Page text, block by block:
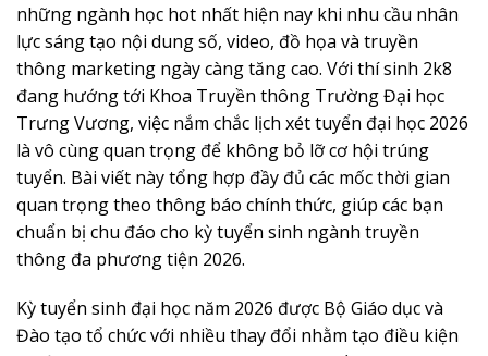
những ngành học hot nhất hiện nay khi nhu cầu nhân
lực sáng tạo nội dung số, video, đồ họa và truyền
thông marketing ngày càng tăng cao. Với thí sinh 2k8
đang hướng tới Khoa Truyền thông Trường Đại học
Trưng Vương, việc nắm chắc lịch xét tuyển đại học 2026
là vô cùng quan trọng để không bỏ lỡ cơ hội trúng
tuyển. Bài viết này tổng hợp đầy đủ các mốc thời gian
quan trọng theo thông báo chính thức, giúp các bạn
chuẩn bị chu đáo cho kỳ tuyển sinh ngành truyền
thông đa phương tiện 2026.
Kỳ tuyển sinh đại học năm 2026 được Bộ Giáo dục và
Đào tạo tổ chức với nhiều thay đổi nhằm tạo điều kiện